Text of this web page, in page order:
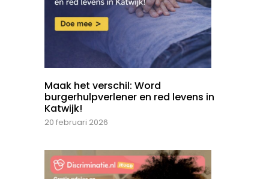
Maak het verschil: Word
burgerhulpverlener en red levens in
Katwijk!
20 februari 2026